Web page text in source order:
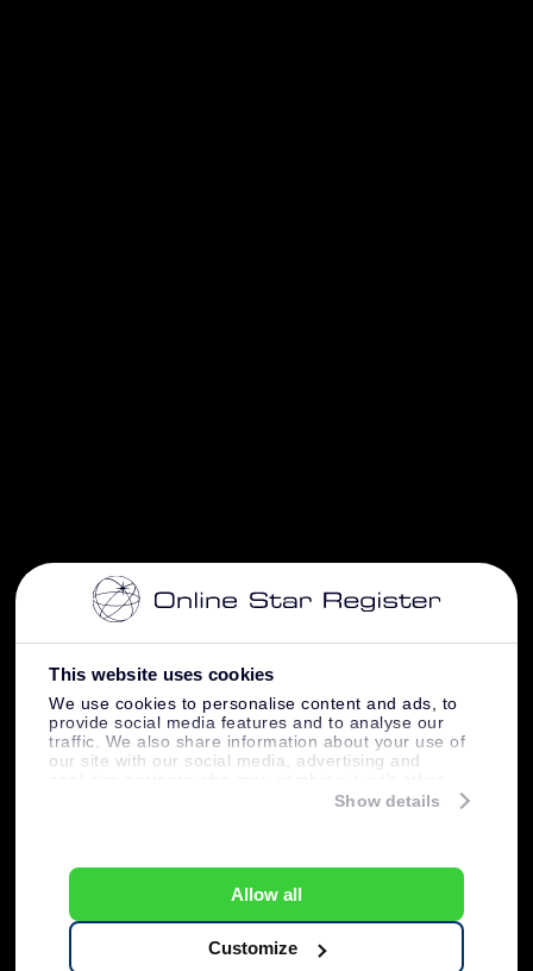
This website uses cookies
We use cookies to personalise content and ads, to
provide social media features and to analyse our
traffic. We also share information about your use of
our site with our social media, advertising and
information that you’ve provided to them or that
Show details
Allow all
Customize